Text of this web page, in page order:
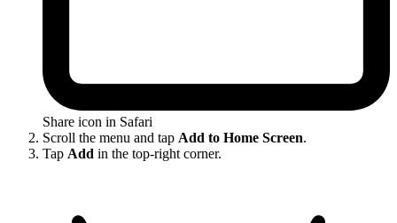
Share icon in Safari
Scroll the menu and tap Add to Home Screen.
Tap Add in the top-right corner.